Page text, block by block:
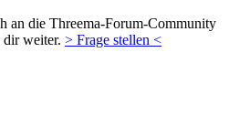
an die Threema-Forum-Community
weiter. > Frage stellen <